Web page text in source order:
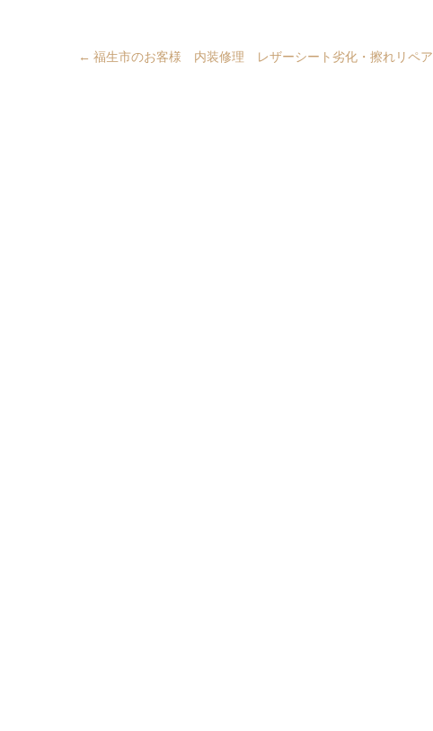
← 福生市のお客様 内装修理 レザーシート劣化・擦れリペア